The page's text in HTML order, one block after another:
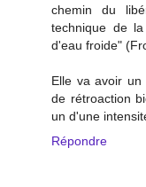
chemin du
technique de
d'eau froide"
Elle va avoir
de rétroaction
un d'une
Répondre